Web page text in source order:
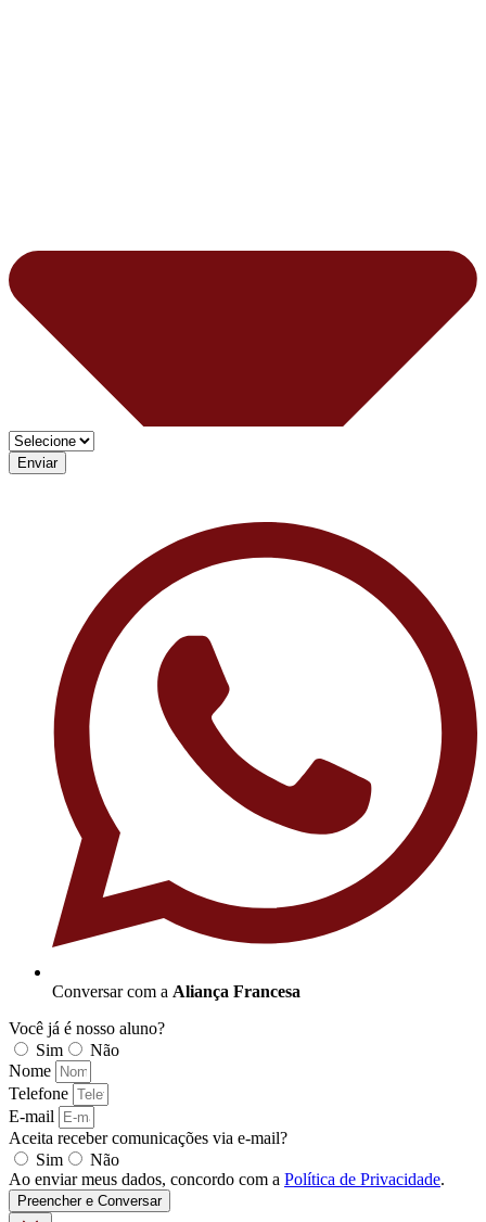
Enviar
Conversar com a Aliança Francesa
Você já é nosso aluno?
Sim
Não
Nome
Telefone
E-mail
Aceita receber comunicações via e-mail?
Sim
Não
Ao enviar meus dados, concordo com a Política de Privacidade.
Preencher e Conversar